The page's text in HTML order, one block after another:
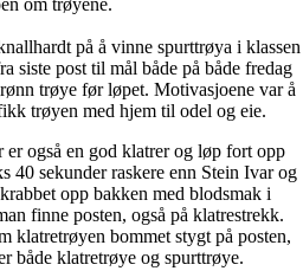
på å vinne spurttrøya i klassen
siste post til mål både på både fredag
trøye før løpet. Motivasjoene var å
trøyen med hjem til odel og eie.
også en god klatrer og løp fort opp
40 sekunder raskere enn Stein Ivar og
opp bakken med blodsmak i
finne posten, også på klatrestrekk.
klatretrøyen bommet stygt på posten,
både klatretrøye og spurttrøye.